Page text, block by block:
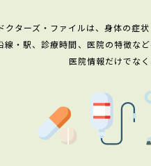
クターズ・ファイルは、身体の症
線・駅、診療時間、医院の特徴な
医院情報だけでな